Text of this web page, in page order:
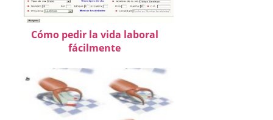
Cómo pedir la vida laboral
fácilmente